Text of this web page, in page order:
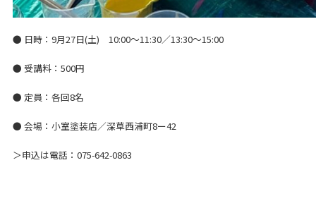
● 日時：9月27日(土) 10:00～11:30／13:30～15:00
● 受講料：500円
● 定員：各回8名
● 会場：小室塗装店／深草西浦町8ー42
＞申込は電話：075-642-0863